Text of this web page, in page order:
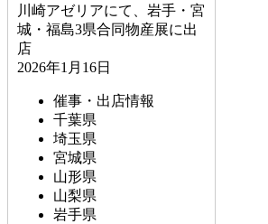
川崎アゼリアにて、岩手・宮
城・福島3県合同物産展に出
店
2026年1月16日
催事・出店情報
千葉県
埼玉県
宮城県
山形県
山梨県
岩手県